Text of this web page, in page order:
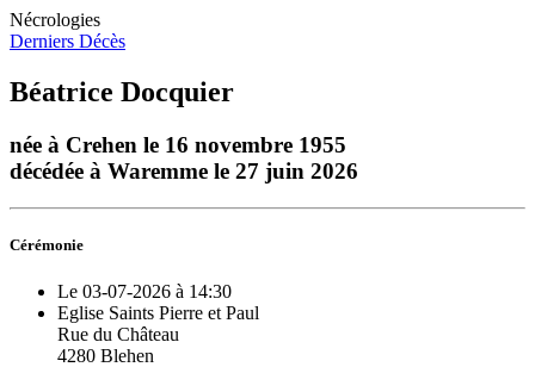
Nécrologies
Derniers Décès
Béatrice Docquier
née à Crehen le 16 novembre 1955
décédée à Waremme le 27 juin 2026
Cérémonie
Le 03-07-2026 à 14:30
Eglise Saints Pierre et Paul
Rue du Château
4280 Blehen